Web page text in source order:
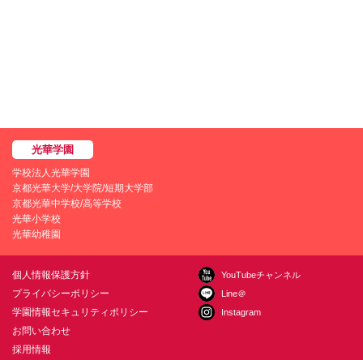
学校法人光華学園
京都光華大学/大学院/短期大学部
京都光華中学校/高等学校
光華小学校
光華幼稚園
個人情報保護方針
プライバシーポリシー
学園情報セキュリティポリシー
お問い合わせ
採用情報
YouTubeチャンネル
Line＠
Instagram